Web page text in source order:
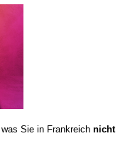
Sie in Frankreich nicht